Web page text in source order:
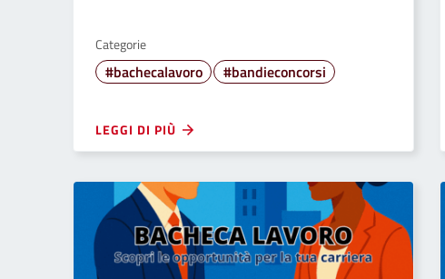
Categorie
#bachecalavoro #bandieconcorsi
LEGGI DI PIÙ